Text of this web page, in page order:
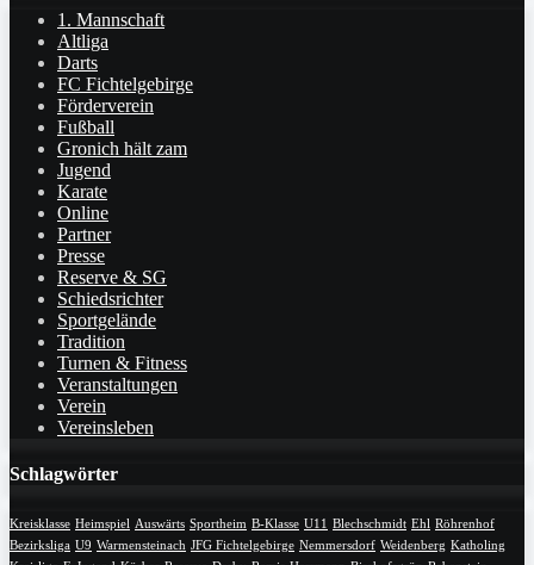
1. Mannschaft
Altliga
Darts
FC Fichtelgebirge
Förderverein
Fußball
Gronich hält zam
Jugend
Karate
Online
Partner
Presse
Reserve & SG
Schiedsrichter
Sportgelände
Tradition
Turnen & Fitness
Veranstaltungen
Verein
Vereinsleben
Schlagwörter
Kreisklasse Heimspiel Auswärts Sportheim B-Klasse U11 Blechschmidt Ehl Röhrenhof
Bezirksliga U9 Warmensteinach JFG Fichtelgebirge Nemmersdorf Weidenberg Katholing